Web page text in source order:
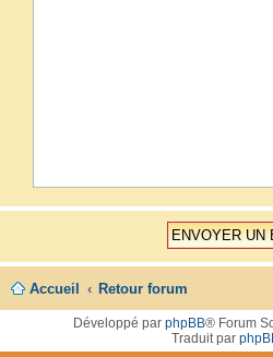
Accueil Retour forum
Développé par phpBB® Forum
Traduit par